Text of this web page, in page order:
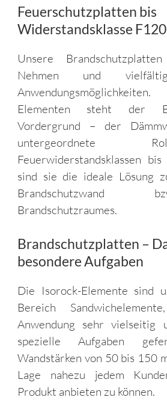
Feuerschutzplatten bis
Widerstandsklasse
Unsere
Nehmen und
Elementen steht der
Vordergrund – der
untergeordnete
Feuerwiderstandsklassen
sind sie die ideale Lösung
Brandschutzwand
Brandschutzraumes.
Brandschutzplatten –
besondere Aufgaben
Die Isorock-Elemente sind
Bereich
Anwendung sehr vielseitig
spezielle Aufgaben
Wandstärken von 50 bis 150
Lage nahezu jedem
Produkt anbieten zu können.